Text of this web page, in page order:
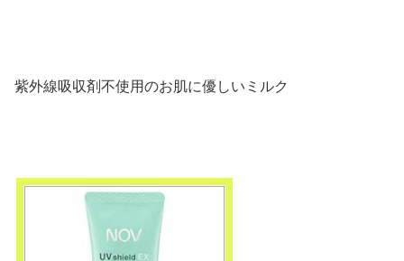
紫外線吸収剤不使用のお肌に優しいミルク